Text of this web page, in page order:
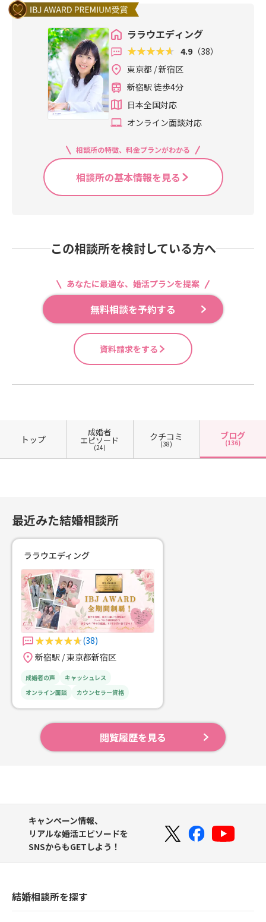
ララウエディング
4.9 （38）
東京都 / 新宿区
新宿駅 徒歩4分
日本全国対応
オンライン面談対応
相談所の特徴、料金プランがわかる
相談所の基本情報を見る
この相談所を検討している方へ
あなたに最適な、婚活プランを提案
無料相談を予約する
資料請求をする
トップ
成婚者
エピソード
(24)
クチコミ
(38)
ブログ
(136)
最近みた結婚相談所
ララウエディング
(38)
新宿駅 / 東京都新宿区
成婚者の声
キャッシュレス
オンライン面談
カウンセラー資格
閲覧履歴を見る
キャンペーン情報、
リアルな婚活エピソードを
SNSからもGETしよう！
結婚相談所を探す